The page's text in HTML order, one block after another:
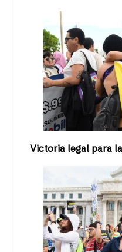
Victoria legal para